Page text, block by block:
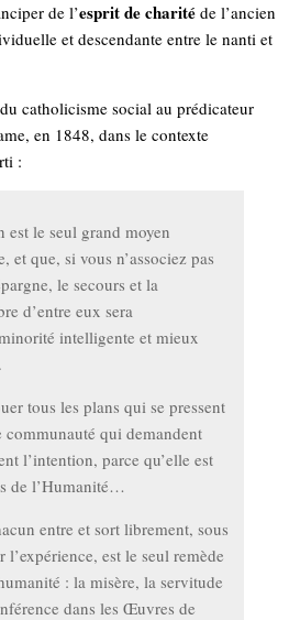
de l’esprit de charité de l’ancien
et descendante entre le nanti et
catholicisme social au prédicateur
en 1848, dans le contexte
:
est le seul grand moyen
que, si vous n’associez pas
le secours et la
d’entre eux sera
intelligente et mieux
tous les plans qui se pressent
communauté qui demandent
l’intention, parce qu’elle est
de l’Humanité…
entre et sort librement, sous
est le seul remède
: la misère, la servitude
dans les Œuvres de